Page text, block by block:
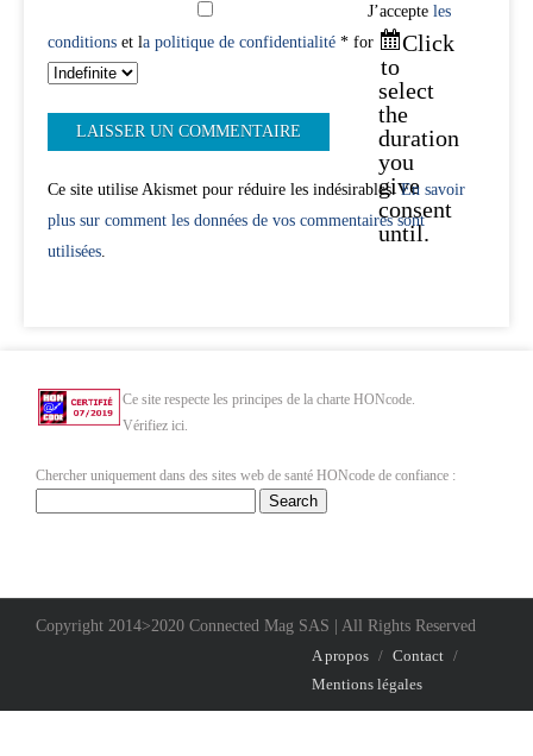
J’accepte les
conditions et la politique de confidentialité * for
Click
to
select
the
duration
you
give
consent
until.
Ce site utilise Akismet pour réduire les indésirables.En savoir
plus sur comment les données de vos commentaires sont
utilisées
Ce site respecte les principes de la charte HONcode.
Vérifiez ici.
Chercher uniquement dans des sites web de santé HONcode de confiance :
Copyright 2014>2020 Connected Mag SAS | All Rights Reserved
A propos / Contact /
Mentions légales